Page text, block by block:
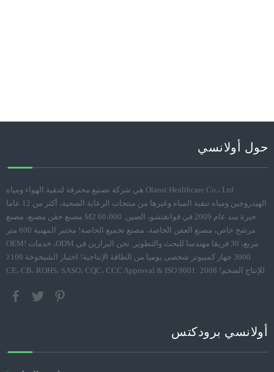
حول أولانسي
Olansi Healthcare Co.، Ltd هي شركة تصنيع محترفة لتنقية الهواء ومياه
الهيدروجين ومياه تنقية المياه وغيرها من منتجات الرعاية الصحية، أكثر من 12 عاما
خبرة منذ عام 2009 في قوانغتشو، الصين. 60،000 M2 مصنع حقن مصنع، مصنع
مرشح خاص، مصنع العفن الخاصة، مصنع تجميع الخاصة! مختبر المهنية 600 متر
مربع، 30 فريقا مهندسا للبحث والتطوير. نحن البرازين في ODM، خدمات OEM!
3000 جهاز كمبيوتر شخصى يوميا من الطاقة الإنتاجية! اختبار الشيخوخة 100٪
للإنتاج الضخم! CE، CB، ROHS، SASO، CQC، CCC Approval & ISO 9001: 2008
أولانسي برودكتس